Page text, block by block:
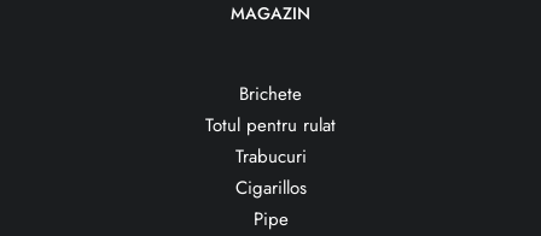
MAGAZIN
Brichete
Totul pentru rulat
Trabucuri
Cigarillos
Pipe